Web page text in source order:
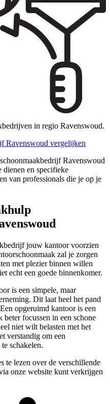
in regio Ravenswoud.
Ravenswoud vergelijken
Ravenswoud
dienen en specifieke
van professionals die je op je
jouw kantoor voorzien
zal je zorgen
met plezier binnen willen
echt een goede binnenkomer.
is een simpele, maar
Dit laat heel het pand
opgeruimd kantoor is een
focussen in een schone
niet wilt belasten met het
verstandig om een
schakelen.
te lezen over de verschillende
onze website kunt verkrijgen